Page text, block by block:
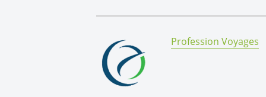
By:
Profession Voyages